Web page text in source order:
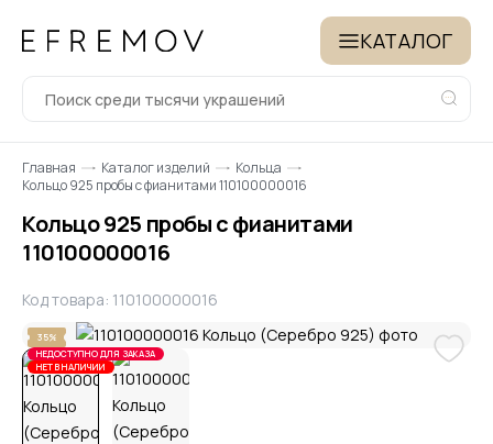
КАТАЛОГ
Главная Каталог изделий
Кольца
Кольцо 925 пробы с фианитами 110100000016
Кольцо 925 пробы с фианитами
110100000016
Код товара: 110100000016
35%
НЕДОСТУПНО ДЛЯ ЗАКАЗА
НЕТ В НАЛИЧИИ